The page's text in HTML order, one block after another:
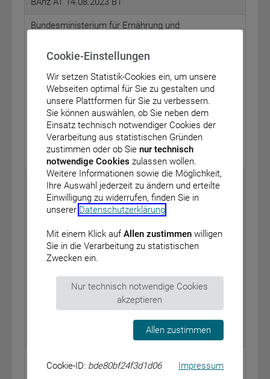
Bundesministerium für Ernährung und
Bekanntmachung über die der Firma Milchwerke
Schwaben eG, 89021 Ulm (Donau), erteilte
Ausnahmegenehmigung nach § 4 Absatz 1
Nummer 1 des Milch- und Margarinegesetzes zur
Gewinnung von Lactoferrin und Lactoperoxidase aus
Magermilch für die Bereitstellung zur Käsereimilch
vom: 10. Juli 2023
BAnz AT 14.08.2023 B2
Bundesministerium für Gesundheit
Bekanntmachung eines Beschlusses des
Gemeinsamen Bundesausschusses über die
Absatz 3b des Fünften Buches Sozialgesetzbuch
(SGB V) – Brexucabtagen Autoleucel (rezidivierte
oder refraktäre B-Zell-Vorläufer akute lymphatische
Leukämie); Forderung einer
anwendungsbegleitenden Datenerhebung und von
vom: 20. Juli 2023
Cookie-Einstellungen
Wir setzen Statistik-Cookies ein, um unsere
Webseiten optimal für Sie zu gestalten und
unsere Plattformen für Sie zu verbessern.
Sie können auswählen, ob Sie neben dem
Einsatz technisch notwendiger Cookies der
Verarbeitung aus statistischen Gründen
zustimmen oder ob Sie nur technisch
notwendige Cookies zulassen wollen.
Weitere Informationen sowie die Möglichkeit,
Ihre Auswahl jederzeit zu ändern und erteilte
Einwilligung zu widerrufen, finden Sie in
unserer Datenschutzerklärung.
Mit einem Klick auf Allen zustimmenwilligen
Sie in die Verarbeitung zu statistischen
Zwecken ein.
Nur technisch notwendige Cookies
akzeptieren
Allen zustimmen
Cookie-ID: bde80bf24f3d1d06 Impressum